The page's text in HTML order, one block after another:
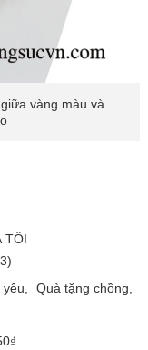
vàng 10k cao cấp,
thời trang và đẳng cấp
TÔI
yêu
Quà tặng chồng